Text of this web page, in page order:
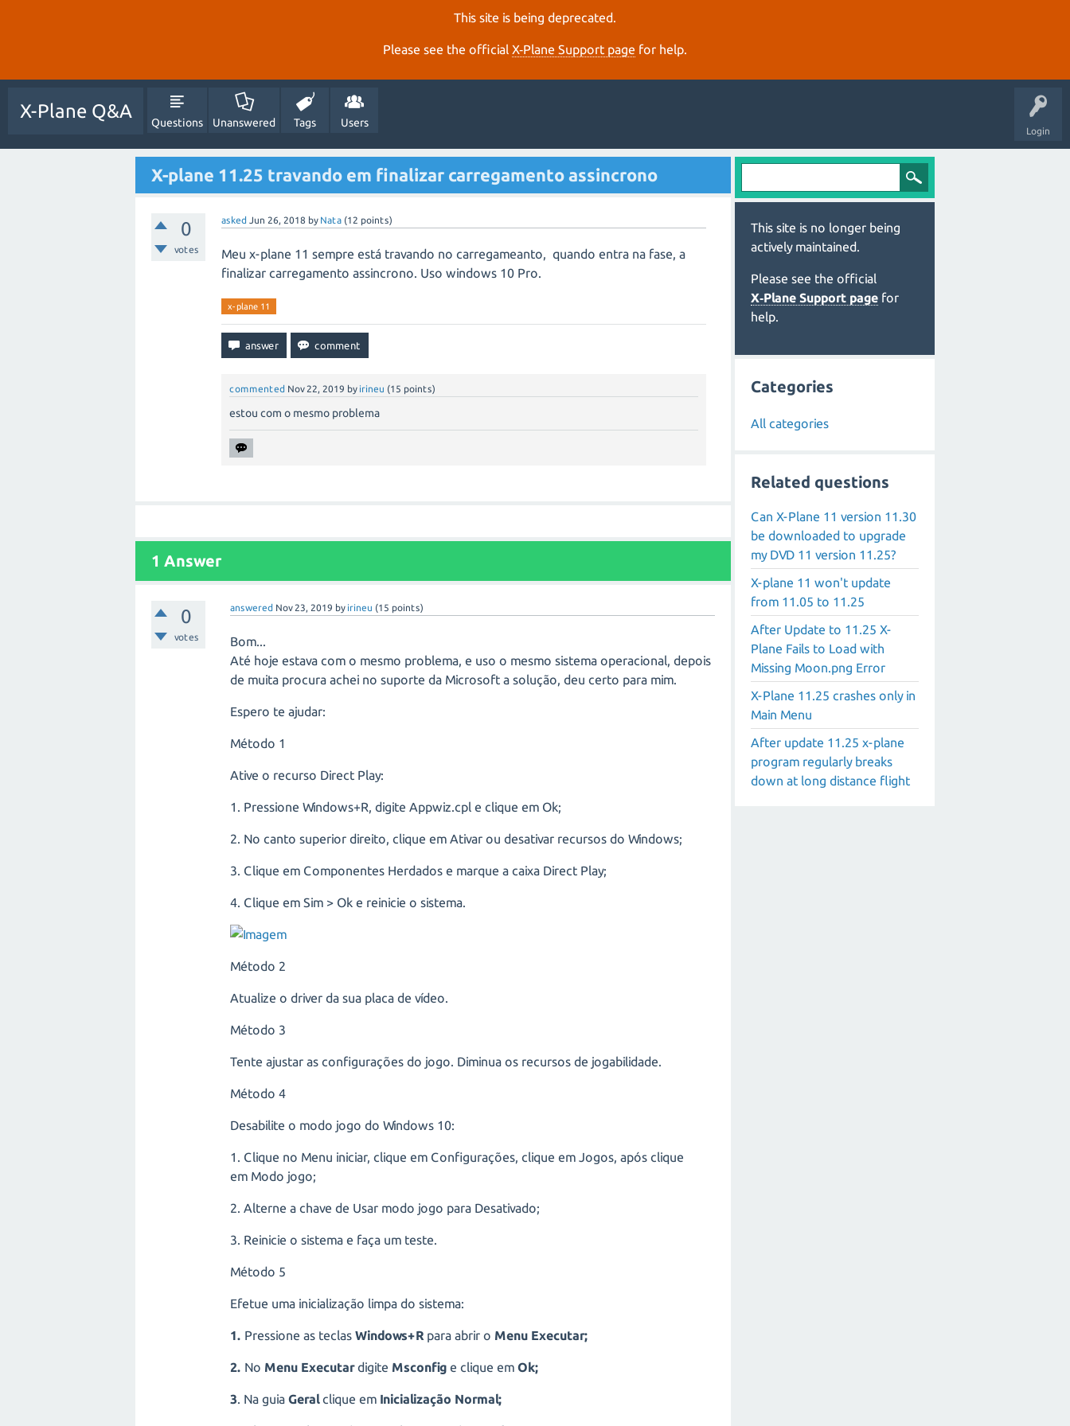
This site is being deprecated.
Please see the official X‑Plane Support page for help.
Login
X-Plane Q&A
Questions Unanswered Tags Users
X-plane 11.25 travando em finalizar carregamento assincrono
0
votes
asked Jun 26, 2018 by Nata (12 points)
Meu x-plane 11 sempre está travando no carregameanto, quando entra na fase, a
finalizar carregamento assincrono. Uso windows 10 Pro.
x-plane 11
commented Nov 22, 2019 by irineu (15 points)
estou com o mesmo problema
1 Answer
0
votes
answered Nov 23, 2019 by irineu (15 points)
Bom...
Até hoje estava com o mesmo problema, e uso o mesmo sistema operacional, depois
de muita procura achei no suporte da Microsoft a solução, deu certo para mim.
Espero te ajudar:
Método 1
Ative o recurso Direct Play:
1. Pressione Windows+R, digite Appwiz.cpl e clique em Ok;
2. No canto superior direito, clique em Ativar ou desativar recursos do Windows;
3. Clique em Componentes Herdados e marque a caixa Direct Play;
4. Clique em Sim > Ok e reinicie o sistema.
Método 2
Atualize o driver da sua placa de vídeo.
Método 3
Tente ajustar as configurações do jogo. Diminua os recursos de jogabilidade.
Método 4
Desabilite o modo jogo do Windows 10:
1. Clique no Menu iniciar, clique em Configurações, clique em Jogos, após clique
em Modo jogo;
2. Alterne a chave de Usar modo jogo para Desativado;
3. Reinicie o sistema e faça um teste.
Método 5
Efetue uma inicialização limpa do sistema:
1. Pressione as teclasWindows+R para abrir o Menu Executar;
2. No Menu Executardigite Msconfig e clique emOk;
3. Na guiaGeralclique em Inicialização Normal;
This site is no longer being
actively maintained.
Please see the official
X‑Plane Support page for
help.
Categories
All categories
Related questions
Can X-Plane 11 version 11.30
be downloaded to upgrade
my DVD 11 version 11.25?
X-plane 11 won't update
from 11.05 to 11.25
After Update to 11.25 X-
Plane Fails to Load with
Missing Moon.png Error
X-Plane 11.25 crashes only in
Main Menu
After update 11.25 x-plane
program regularly breaks
down at long distance flight